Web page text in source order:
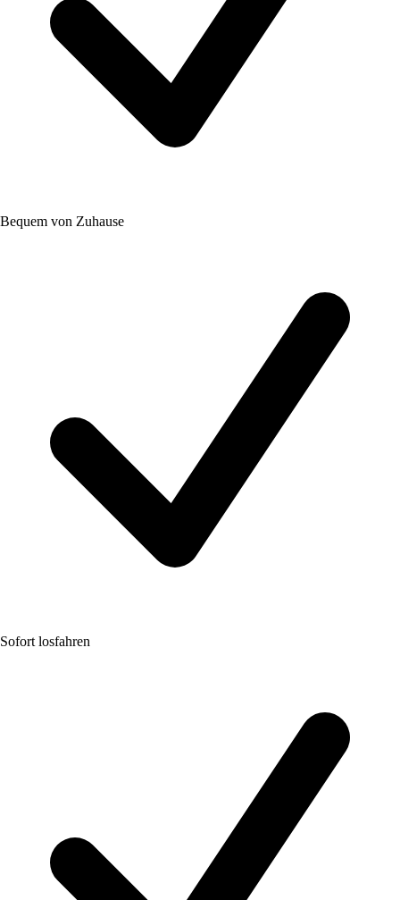
Bequem von Zuhause
Sofort losfahren